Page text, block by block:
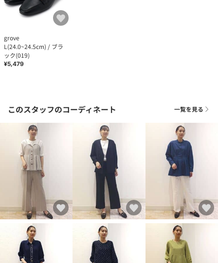
grove
L(24.0~24.5cm) / ブラ
ック(019)
¥5,479
このスタッフのコーディネート 一覧を見る